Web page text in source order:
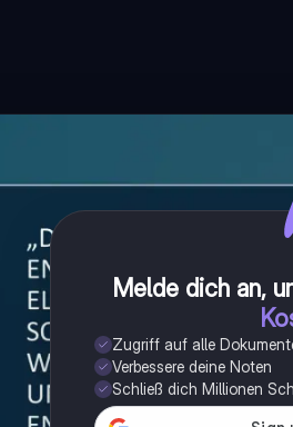
Melde dich an,
Zugriff auf alle
Verbessere deine Noten
Schließ dich Millionen